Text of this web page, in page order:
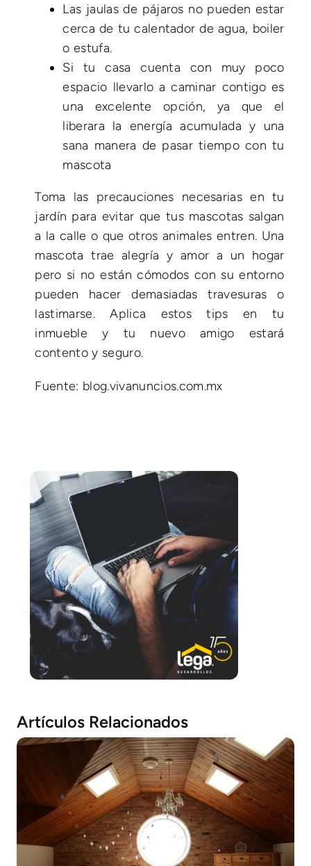
Las jaulas de pájaros no pueden estar
cerca de tu calentador de agua, boiler
o estufa.
Si tu casa cuenta con muy poco
espacio llevarlo a caminar contigo es
una excelente opción, ya que el
liberara la energía acumulada y una
sana manera de pasar tiempo con tu
mascota
Toma las precauciones necesarias en tu
jardín para evitar que tus mascotas salgan
a la calle o que otros animales entren. Una
mascota trae alegría y amor a un hogar
pero si no están cómodos con su entorno
pueden hacer demasiadas travesuras o
lastimarse. Aplica estos tips en tu
inmueble y tu nuevo amigo estará
contento y seguro.
Fuente: blog.vivanuncios.com.mx
Artículos Relacionados